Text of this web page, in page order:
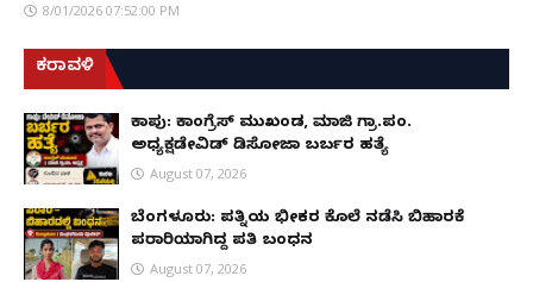
8/01/2026 07:52:00 PM
ಕರಾವಳಿ
ಕಾಪು: ಕಾಂಗ್ರೆಸ್ ಮುಖಂಡ, ಮಾಜಿ ಗ್ರಾ.ಪಂ.
ಅಧ್ಯಕ್ಷಡೇವಿಡ್ ಡಿಸೋಜಾ ಬರ್ಬರ ಹತ್ಯೆ
August 07, 2026
ಬೆಂಗಳೂರು: ಪತ್ನಿಯ ಭೀಕರ ಕೊಲೆ ನಡೆಸಿ ಬಿಹಾರಕ್ಕೆ
ಪರಾರಿಯಾಗಿದ್ದ ಪತಿ ಬಂಧನ
August 07, 2026